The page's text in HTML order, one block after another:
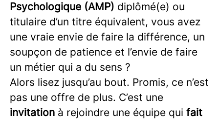
Psychologique (AMP) diplômé(e) ou
titulaire d’un titre équivalent, vous avez
une vraie envie de faire la différence, un
soupçon de patience et l’envie de faire
un métier qui a du sens ?
Alors lisez jusqu’au bout. Promis, ce n’est
pas une offre de plus. C’est une
invitation à rejoindre une équipe qui fait